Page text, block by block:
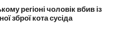
регіоні чоловік вбив із
зброї кота сусіда